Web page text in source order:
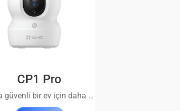
CP1 Pro
Daha güvenli bir ev için daha akıllı vizyon